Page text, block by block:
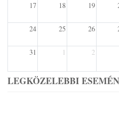
17 18 19
24 25 26
31 1 2
LEGKÖZELEBBI